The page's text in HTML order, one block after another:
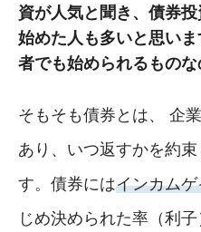
資が人気と聞き、債券
始めた人も多いと思い
者でも始められるものな
そもそも債券とは、 企
あり、いつ返すかを約
す。債券にはインカムゲ
じめ決められた率（利